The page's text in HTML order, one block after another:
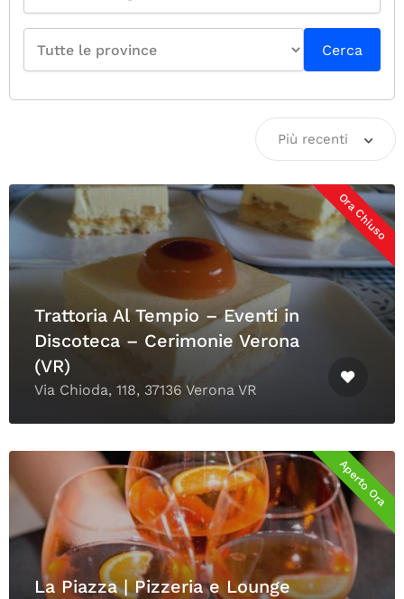
Cerca
Più recenti
Ora Chiuso
Trattoria Al Tempio – Eventi in
Discoteca – Cerimonie Verona
(VR)
Via Chioda, 118, 37136 Verona VR
Aperto Ora
La Piazza | Pizzeria e Lounge